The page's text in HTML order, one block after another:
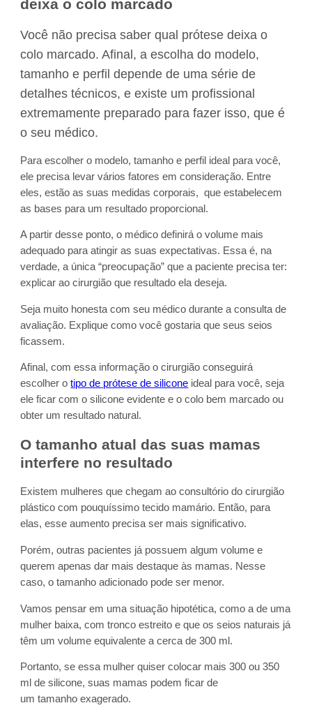
deixa o colo marcado
Você não precisa saber qual prótese deixa o
colo marcado. Afinal, a escolha do modelo,
tamanho e perfil depende de uma série de
detalhes técnicos, e existe um profissional
extremamente preparado para fazer isso, que é
o seu médico.
Para escolher o modelo, tamanho e perfil ideal para você,
ele precisa levar vários fatores em consideração. Entre
eles, estão as suas medidas corporais, que estabelecem
as bases para um resultado proporcional.
A partir desse ponto, o médico definirá o volume mais
adequado para atingir as suas expectativas. Essa é, na
verdade, a única “preocupação” que a paciente precisa ter:
explicar ao cirurgião que resultado ela deseja.
Seja muito honesta com seu médico durante a consulta de
avaliação. Explique como você gostaria que seus seios
ficassem.
Afinal, com essa informação o cirurgião conseguirá
escolher otipo de prótese de silicone ideal para você, seja
ele ficar com o silicone evidente e o colo bem marcado ou
obter um resultado natural.
O tamanho atual das suas mamas
interfere no resultado
Existem mulheres que chegam ao consultório do cirurgião
plástico com pouquíssimo tecido mamário. Então, para
elas, esse aumento precisa ser mais significativo.
Porém, outras pacientes já possuem algum volume e
querem apenas dar mais destaque às mamas. Nesse
caso, o tamanho adicionado pode ser menor.
Vamos pensar em uma situação hipotética, como a de uma
mulher baixa, com tronco estreito e que os seios naturais já
têm um volume equivalente a cerca de 300 ml.
Portanto, se essa mulher quiser colocar mais 300 ou 350
ml de silicone, suas mamas podem ficar de
um tamanho exagerado.